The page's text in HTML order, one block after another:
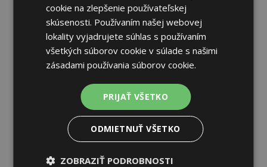
Pneumatiky
Vyberte si kvalitné pneumatikypre bezpečnú, komfortnú
a úspornú jazdu. NaTire.sknájdete široký výber
pneumatík pre rôzne typy vozidiel a jazdných podmienok.
Matador ,Semperit, ako aj ďalších výrobcov:
cookie na zlepšenie používateľskej
skúsenosti. Používaním našej webovej
lokality vyjadrujete súhlas s používaním
všetkých súborov cookie v súlade s našimi
zásadami používania súborov cookie.
PRIJAŤ VŠETKO
ODMIETNUŤ VŠETKO
ZOBRAZIŤ PODROBNOSTI